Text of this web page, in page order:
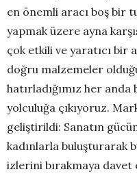
en önemli aracı boş bir
yapmak üzere ayna
çok etkili ve yaratıcı bir
doğru malzemeler
hatırladığımız her
yolculuğa çıkıyoruz.
geliştirildi: Sanatın
kadınlarla buluşturarak
izlerini bırakmaya davet